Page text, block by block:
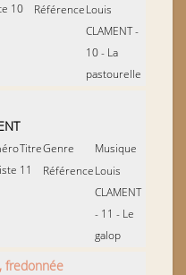
10
RéférenceLouis
CLAMENT -
10 - La
pastourelle
Titre
11
Genre
Musique
RéférenceLouis
CLAMENT
- 11 - Le
galop
fredonnée